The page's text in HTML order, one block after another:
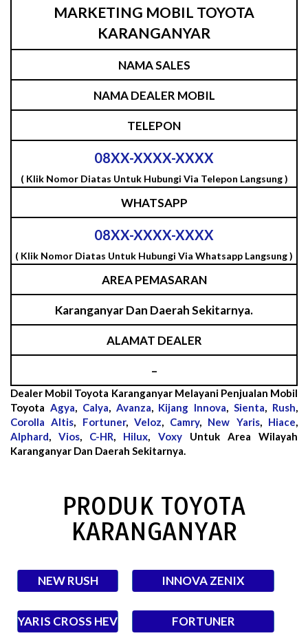
MARKETING MOBIL TOYOTA
KARANGANYAR
NAMA SALES
NAMA DEALER MOBIL
TELEPON
08XX-XXXX-XXXX
( Klik Nomor Diatas Untuk Hubungi Via Telepon Langsung )
WHATSAPP
08XX-XXXX-XXXX
( Klik Nomor Diatas Untuk Hubungi Via Whatsapp Langsung )
AREA PEMASARAN
Karanganyar Dan Daerah Sekitarnya.
ALAMAT DEALER
–
Dealer Mobil Toyota Karanganyar Melayani Penjualan Mobil
Toyota Agya, Calya, Avanza, Kijang Innova,Sienta, Rush,
Corolla Altis, Fortuner, Veloz, Camry, New Yaris, Hiace,
Alphard,Vios, C-HR, Hilux, VoxyUntuk Area Wilayah
Karanganyar Dan Daerah Sekitarnya.
PRODUK TOYOTA
KARANGANYAR
NEW RUSH INNOVA ZENIX
YARIS CROSS HEV FORTUNER